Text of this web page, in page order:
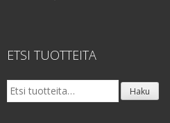
ETSI TUOTTEITA
Etsi: Haku